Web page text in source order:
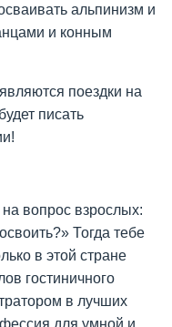
альпинизм и
и конным
поездки на
писать
вопрос взрослых:
Тогда тебе
в этой стране
гостиничного
в лучших
для умной и